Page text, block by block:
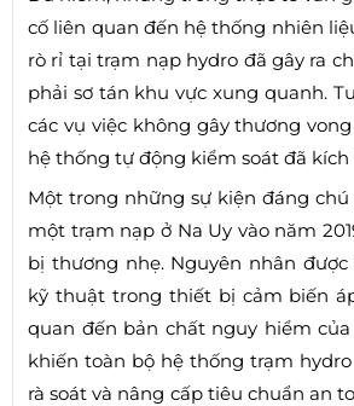
cố liên quan đến hệ thống nhiên
rò rỉ tại trạm nạp hydro đã gây ra
phải sơ tán khu vực xung quanh.
các vụ việc không gây thương
hệ thống tự động kiểm soát đã
Một trong những sự kiện đáng
một trạm nạp ở Na Uy vào năm
bị thương nhẹ. Nguyên nhân
kỹ thuật trong thiết bị cảm biến
quan đến bản chất nguy hiểm của
khiến toàn bộ hệ thống trạm
rà soát và nâng cấp tiêu chuẩn an